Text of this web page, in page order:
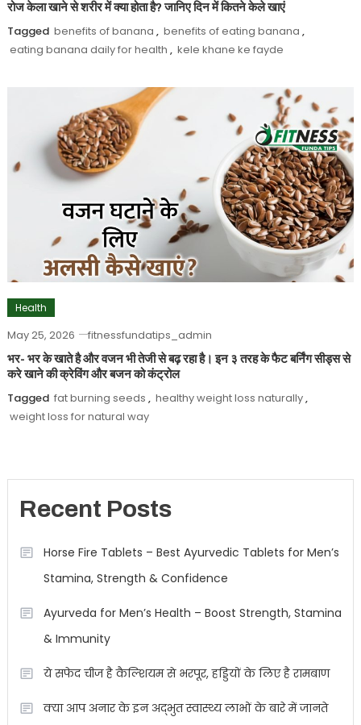
रोज केला खाने से शरीर में क्या होता है? जानिए दिन में कितने केले खाएं
Tagged benefits of banana , benefits of eating banana ,
eating banana daily for health , kele khane ke fayde
Health
May 25, 2026 fitnessfundatips_admin
भर- भर के खाते है और वजन भी तेजी से बढ़ रहा है। इन ३ तरह के फैट बर्निंग सीड्स से
करे खाने की क्रेविंग और बजन को कंट्रोल
Tagged fat burning seeds , healthy weight loss naturally,
weight loss for natural way
Recent Posts
Horse Fire Tablets – Best Ayurvedic Tablets for Men’s
Stamina, Strength & Confidence
Ayurveda for Men’s Health – Boost Strength, Stamina
& Immunity
ये सफेद चीज है कैल्शियम से भरपूर, हड्डियों के लिए है रामबाण
क्या आप अनार के इन अद्भुत स्वास्थ्य लाभों के बारे में जानते